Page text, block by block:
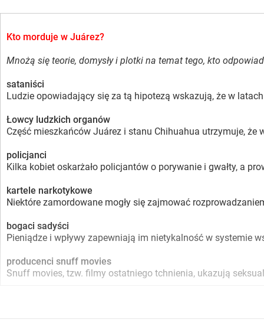
Kto morduje w Juárez?
Mnożą się teorie, domysły i plotki na temat tego, kto
sataniści
Ludzie opowiadający się za tą hipotezą wskazują, że w
Łowcy ludzkich organów
Część mieszkańców Juárez i stanu Chihuahua utrzymuje,
policjanci
Kilka kobiet oskarżało policjantów o porywanie i gwałty, a
kartele narkotykowe
Niektóre zamordowane mogły się zajmować
bogaci sadyści
Pieniądze i wpływy zapewniają im nietykalność w systemie
producenci snuff movies
Snuff movies, tzw. filmy ostatniego tchnienia, ukazują